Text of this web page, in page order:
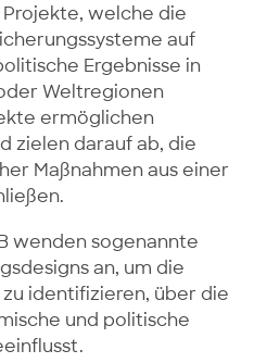
Projekte, welche die
auf
Ergebnisse in
Weltregionen
ermöglichen
zielen darauf ab, die
Maßnahmen aus einer
wenden sogenannte
an, um die
identifizieren, über die
und politische